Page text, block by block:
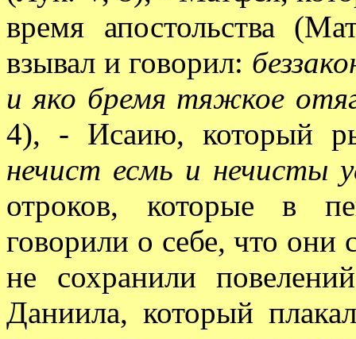
время апостольства
взывал и говорил:
и яко бремя тяжкое
4), - Исаию, который
нечист есмь и нечисты
отроков, которые в
говорили о себе, что они
не сохранили
Даниила, который